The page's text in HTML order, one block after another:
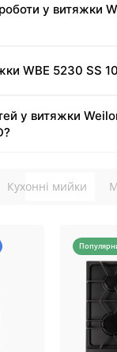
у витяжки
WBE 5230 SS
у витяжки
Кухонні мийки